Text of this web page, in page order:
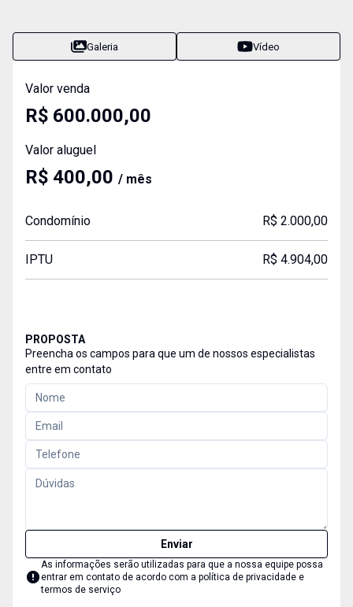
Galeria Vídeo
Valor venda
R$ 600.000,00
Valor aluguel
R$ 400,00 / mês
Condomínio R$ 2.000,00
IPTU R$ 4.904,00
PROPOSTA
Preencha os campos para que um de nossos especialistas
entre em contato
Enviar
As informações serão utilizadas para que a nossa equipe possa
entrar em contato de acordo com a política de privacidade e
termos de serviço